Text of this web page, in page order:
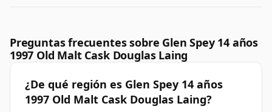
Preguntas frecuentes sobre Glen Spey 14 años
1997 Old Malt Cask Douglas Laing
¿De qué región es Glen Spey 14 años
1997 Old Malt Cask Douglas Laing?